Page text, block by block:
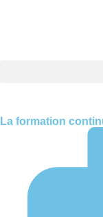
La formation